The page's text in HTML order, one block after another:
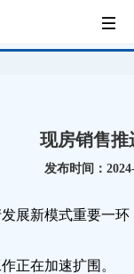
现房销售
发布时间：
展新模式重要一
正在加速扩围。